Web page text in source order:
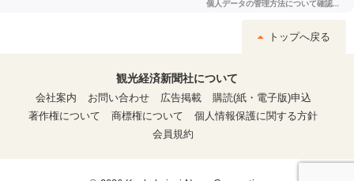
トップへ戻る
観光経済新聞社について
会社案内
お問い合わせ 広告掲載
購読(紙・電子版)申込
著作権について
商標権について
個人情報保護に関する方針
会員規約